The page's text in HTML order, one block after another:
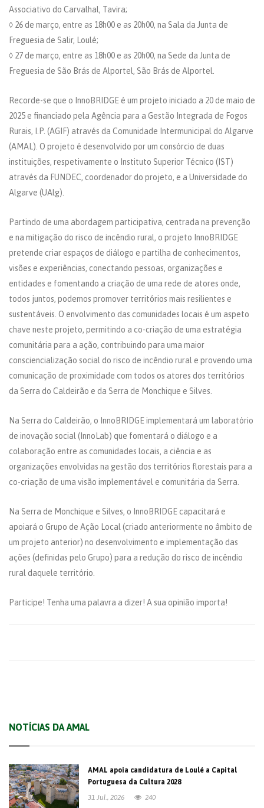
Associativo do Carvalhal, Tavira;
◊ 26 de março, entre as 18h00 e as 20h00, na Sala da Junta de
Freguesia de Salir, Loulé;
◊ 27 de março, entre as 18h00 e as 20h00, na Sede da Junta de
Freguesia de São Brás de Alportel, São Brás de Alportel.
Recorde-se que o InnoBRIDGE é um projeto iniciado a 20 de maio de
2025 e financiado pela Agência para a Gestão Integrada de Fogos
Rurais, I.P. (AGIF) através da Comunidade Intermunicipal do Algarve
(AMAL). O projeto é desenvolvido por um consórcio de duas
instituições, respetivamente o Instituto Superior Técnico (IST)
através da FUNDEC, coordenador do projeto, e a Universidade do
Algarve (UAlg).
Partindo de uma abordagem participativa, centrada na prevenção
e na mitigação do risco de incêndio rural, o projeto InnoBRIDGE
pretende criar espaços de diálogo e partilha de conhecimentos,
visões e experiências, conectando pessoas, organizações e
entidades e fomentando a criação de uma rede de atores onde,
todos juntos, podemos promover territórios mais resilientes e
sustentáveis. O envolvimento das comunidades locais é um aspeto
chave neste projeto, permitindo a co-criação de uma estratégia
comunitária para a ação, contribuindo para uma maior
consciencialização social do risco de incêndio rural e provendo uma
comunicação de proximidade com todos os atores dos territórios
da Serra do Caldeirão e da Serra de Monchique e Silves.
Na Serra do Caldeirão, o InnoBRIDGE implementará um laboratório
de inovação social (InnoLab) que fomentará o diálogo e a
colaboração entre as comunidades locais, a ciência e as
organizações envolvidas na gestão dos territórios florestais para a
co-criação de uma visão implementável e comunitária da Serra.
Na Serra de Monchique e Silves, o InnoBRIDGE capacitará e
apoiará o Grupo de Ação Local (criado anteriormente no âmbito de
um projeto anterior) no desenvolvimento e implementação das
ações (definidas pelo Grupo) para a redução do risco de incêndio
rural daquele território.
Participe! Tenha uma palavra a dizer! A sua opinião importa!
NOTÍCIAS DA AMAL
AMAL apoia candidatura de Loulé a Capital
Portuguesa da Cultura 2028
31 Jul., 2026
240